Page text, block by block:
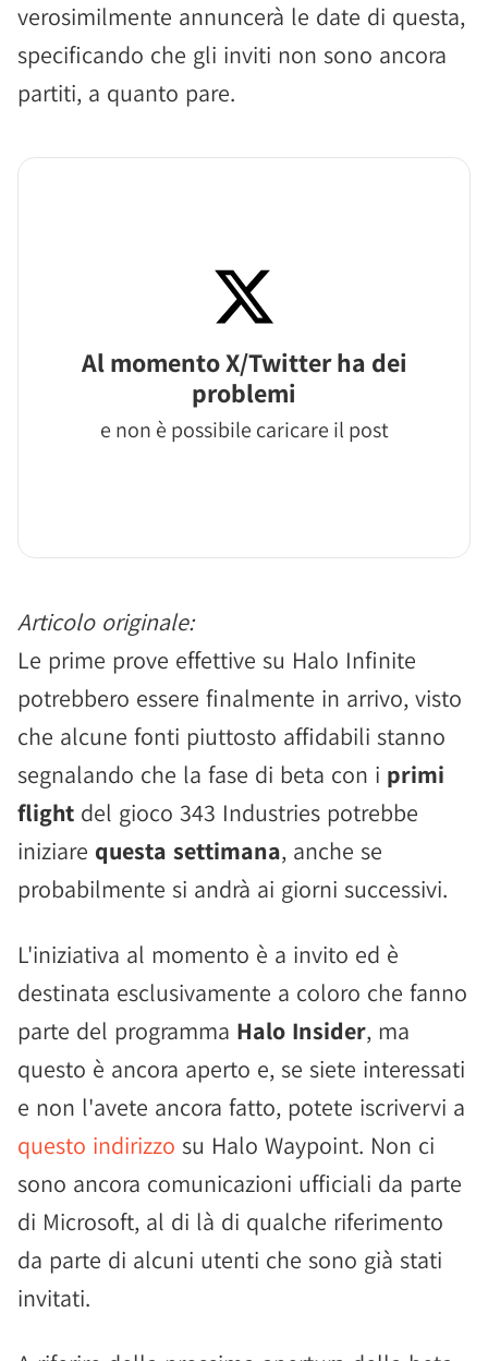
verosimilmente annuncerà le date di questa,
specificando che gli inviti non sono ancora
partiti, a quanto pare.
Al momento X/Twitter ha dei
problemi
e non è possibile caricare il post
Articolo originale:
Le prime prove effettive su Halo Infinite
potrebbero essere finalmente in arrivo, visto
che alcune fonti piuttosto affidabili stanno
segnalando che la fase di beta con i primi
flight del gioco 343 Industries potrebbe
iniziare questa settimana, anche se
probabilmente si andrà ai giorni successivi.
L'iniziativa al momento è a invito ed è
destinata esclusivamente a coloro che fanno
parte del programma Halo Insider, ma
questo è ancora aperto e, se siete interessati
e non l'avete ancora fatto, potete iscrivervi a
questo indirizzo su Halo Waypoint. Non ci
sono ancora comunicazioni ufficiali da parte
di Microsoft, al di là di qualche riferimento
da parte di alcuni utenti che sono già stati
invitati.